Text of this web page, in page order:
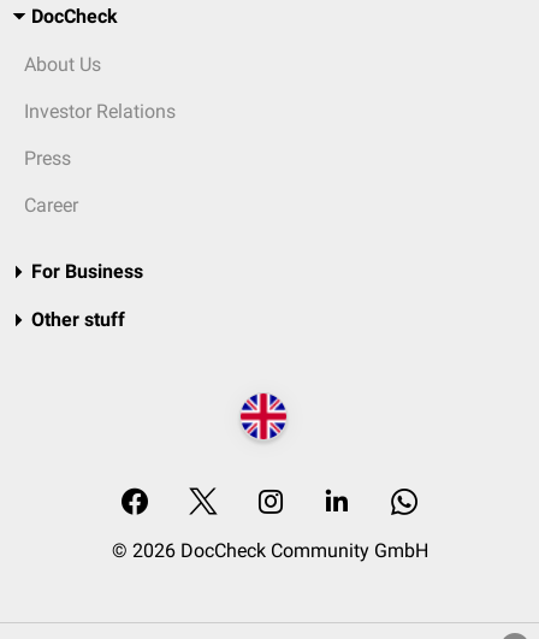
DocCheck
About Us
Investor Relations
Press
Career
For Business
Other stuff
© 2026 DocCheck Community GmbH